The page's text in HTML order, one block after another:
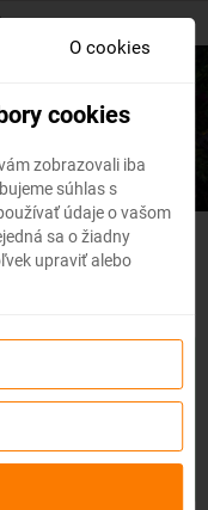
letenky
dôvodu!Po
na letenke k
rezervácie.Službu si
letenky.
O cookies
cookies
zobrazovali iba
súhlas s
údaje o vašom
sa o žiadny
upraviť alebo